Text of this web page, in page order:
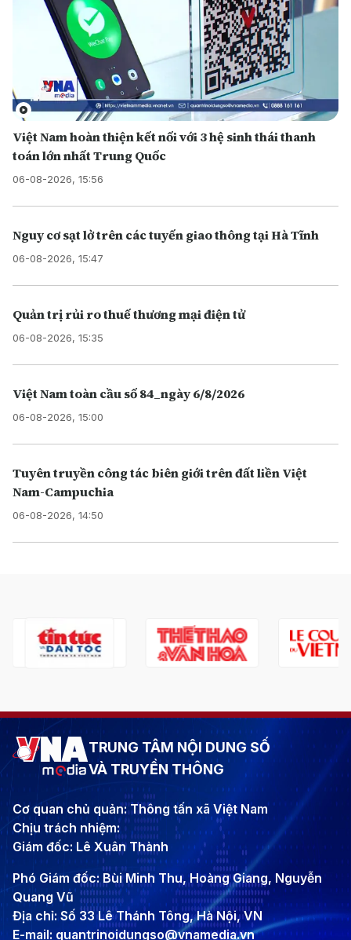
Việt Nam hoàn thiện kết nối với 3 hệ sinh thái thanh
toán lớn nhất Trung Quốc
06-08-2026, 15:56
Nguy cơ sạt lở trên các tuyến giao thông tại Hà Tĩnh
06-08-2026, 15:47
Quản trị rủi ro thuế thương mại điện tử
06-08-2026, 15:35
Việt Nam toàn cầu số 84_ngày 6/8/2026
06-08-2026, 15:00
Tuyên truyền công tác biên giới trên đất liền Việt
Nam-Campuchia
06-08-2026, 14:50
TRUNG TÂM NỘI DUNG SỐ
VÀ TRUYỀN THÔNG
Cơ quan chủ quản: Thông tấn xã Việt Nam
Chịu trách nhiệm:
Giám đốc: Lê Xuân Thành
Phó Giám đốc: Bùi Minh Thu, Hoàng Giang, Nguyễn
Quang Vũ
Địa chỉ: Số 33 Lê Thánh Tông, Hà Nội, VN
E-mail: quantrinoidungso@vnamedia.vn